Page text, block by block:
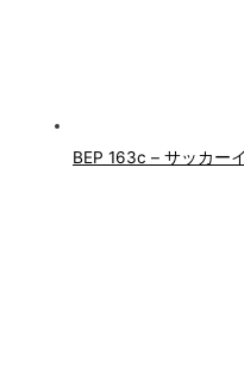
BEP 163c – サッカー